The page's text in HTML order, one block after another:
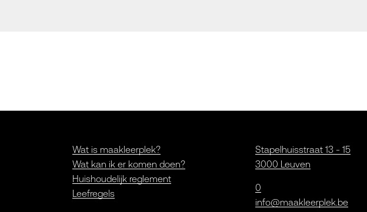
Wat is maakleerplek?
Wat kan ik er komen doen?
Huishoudelijk reglement
Leefregels
Stapelhuisstraat 13 - 15
3000 Leuven
0
info@maakleerplek.be